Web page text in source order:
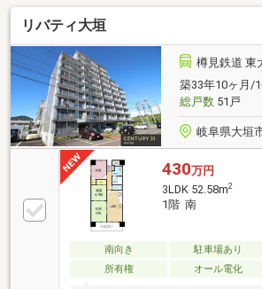
◆公園、病院が徒歩約8分圏内※写
と、詳細をご覧いただけます。＝
＝＝＝＝＝＝＝＝＝＝＝＝＝＝＝
い♪》店内にキッズスペースも完備
軽に立ち寄っていただけるお店で
＝＝＝＝＝＝＝＝＝＝＝＝＝＝＝
リバティ大垣
樽見鉄道 東
築33年10ヶ月/
総戸数51戸
岐阜県大垣
430万円
3LDK 52.58m2
1階 南
南向き 駐車場あり
所有権
オール電化